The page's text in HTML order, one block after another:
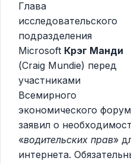
Глава
исследовательского
подразделения
Microsoft Крэг Манди
(Craig Mundie) перед
участниками
Всемирного
экономического
заявил о
«водительских прав»
интернета.